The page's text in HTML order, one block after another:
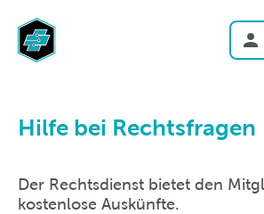
Hilfe bei Rechtsfragen
Der Rechtsdienst bietet den
kostenlose Auskünfte.